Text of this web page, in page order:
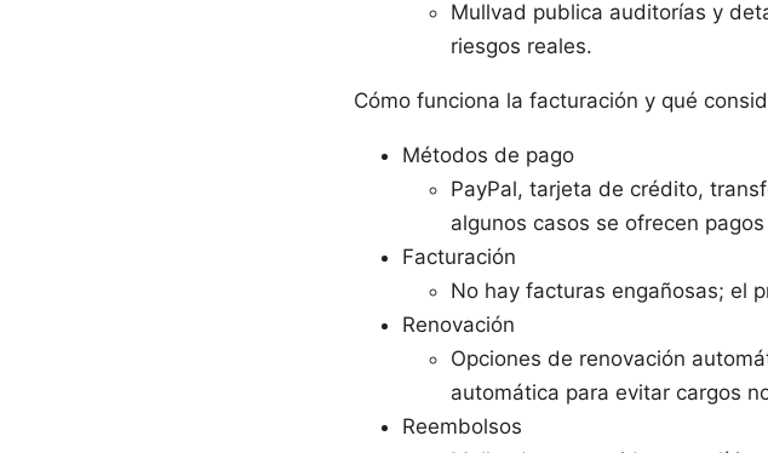
Mullvad publica auditorías y
riesgos reales.
Cómo funciona la facturación y qué
Métodos de pago
PayPal, tarjeta de crédito,
algunos casos se ofrecen
Facturación
No hay facturas engañosas; el
Renovación
Opciones de renovación
automática para evitar cargos
Reembolsos